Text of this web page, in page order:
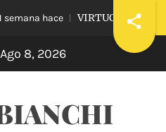
hace VIRTUOUS VS. VICIOUS
8, 2026